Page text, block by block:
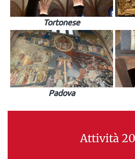
Tortonese
Padova
Attività